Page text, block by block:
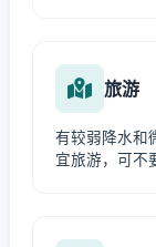
旅游
有较弱降水和
宜旅游，可不